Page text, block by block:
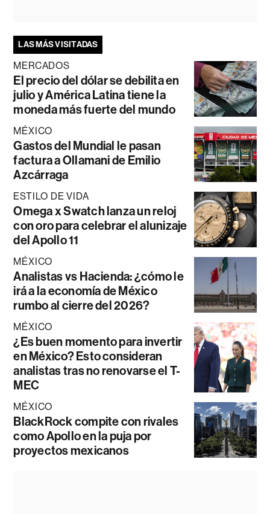
LAS MÁS VISITADAS
MERCADOS
El precio del dólar se debilita en
julio y América Latina tiene la
moneda más fuerte del mundo
MÉXICO
Gastos del Mundial le pasan
factura a Ollamani de Emilio
Azcárraga
ESTILO DE VIDA
Omega x Swatch lanza un reloj
con oro para celebrar el alunizaje
del Apollo 11
MÉXICO
Analistas vs Hacienda: ¿cómo le
irá a la economía de México
rumbo al cierre del 2026?
MÉXICO
¿Es buen momento para invertir
en México? Esto consideran
analistas tras no renovarse el T-
MEC
MÉXICO
BlackRock compite con rivales
como Apollo en la puja por
proyectos mexicanos